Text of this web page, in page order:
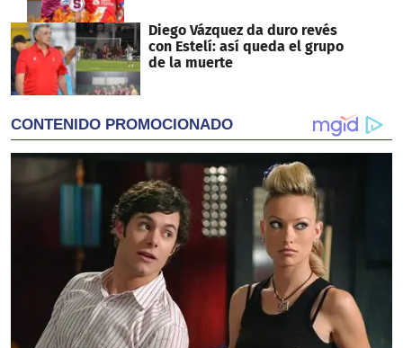
Diego Vázquez da duro revés
con Estelí: así queda el grupo
de la muerte